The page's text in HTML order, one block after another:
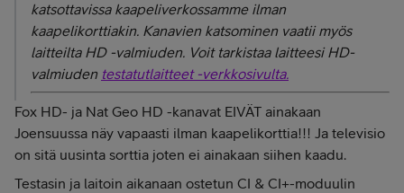
katsottavissa kaapeliverkossamme ilman
kaapelikorttiakin. Kanavien katsominen vaatii myös
laitteilta HD -valmiuden. Voit tarkistaa laitteesi HD-
valmiuden testatutlaitteet -verkkosivulta.
Fox HD- ja Nat Geo HD -kanavat EIVÄT ainakaan
Joensuussa näy vapaasti ilman kaapelikorttia!!! Ja televisio
on sitä uusinta sorttia joten ei ainakaan siihen kaadu.
Testasin ja laitoin aikanaan ostetun CI & CI+-moduulin